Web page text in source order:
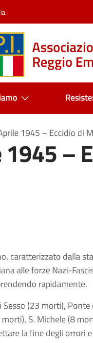
Reggio
1945 – Eccidio di
–
caratterizzato dalla
alle forze Nazi-
rapidamente.
(23 morti),
S. Michele (8
la fine degli orrori e